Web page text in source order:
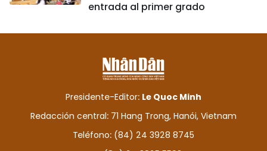
entrada al primer grado
Presidente-Editor: Le Quoc Minh
Redacción central: 71 Hang Trong, Hanói, Vietnam
Teléfono: (84) 24 3928 8745